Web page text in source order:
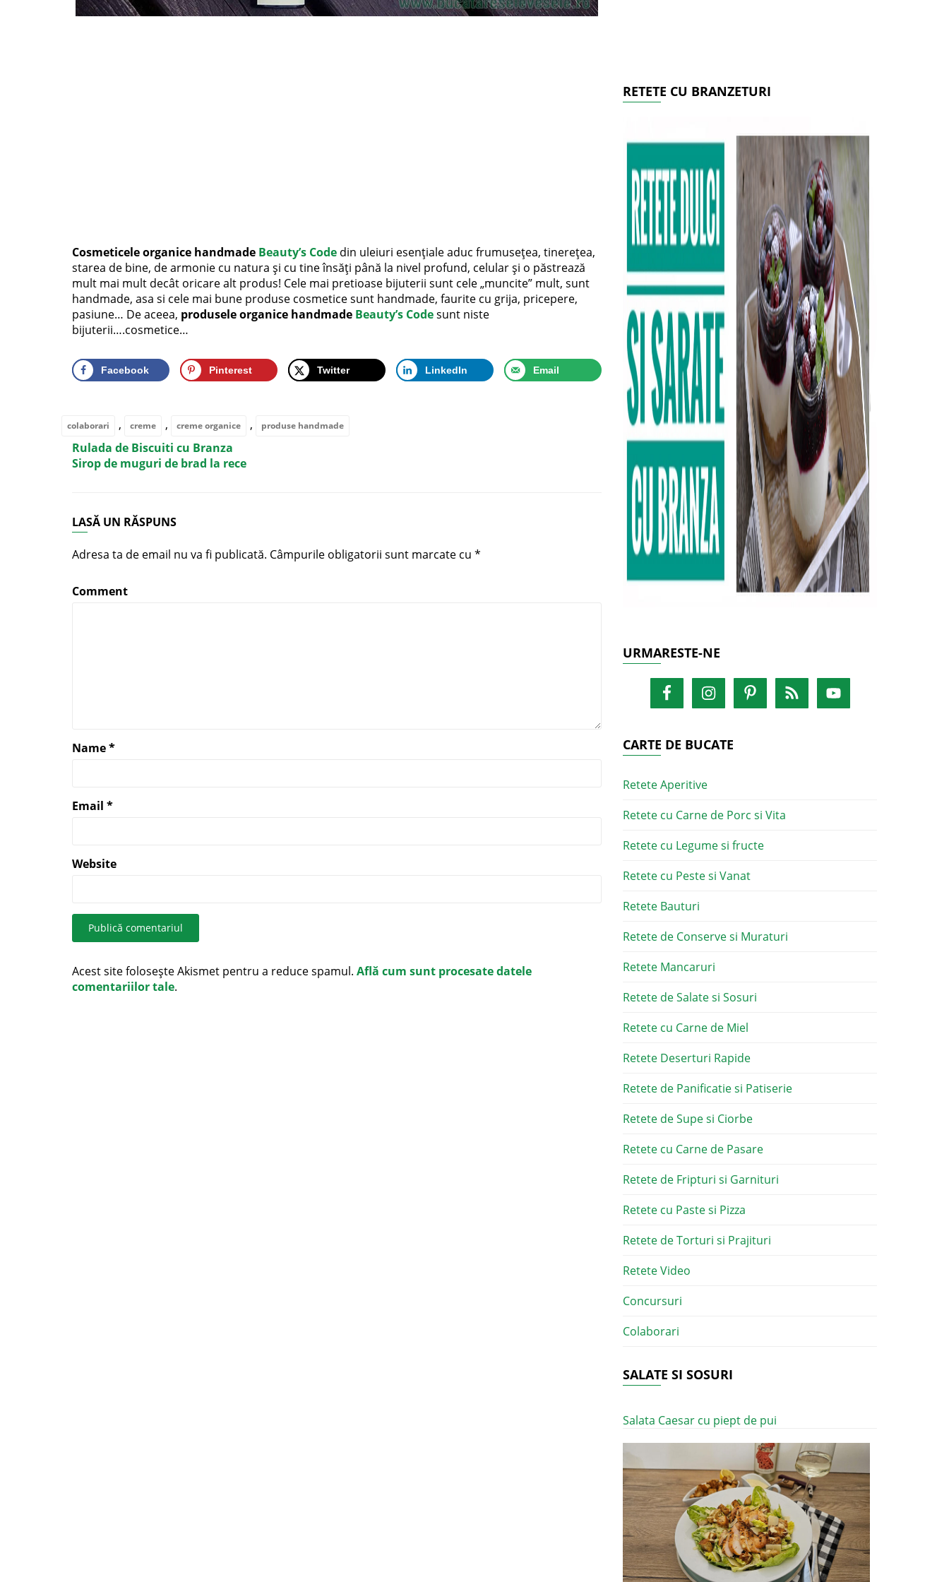
Cosmeticele organice handmade Beauty’s Code din uleiuri esențiale aduc frumusețea, tinerețea,
starea de bine, de armonie cu natura și cu tine însăți până la nivel profund, celular și o păstrează
mult mai mult decât oricare alt produs! Cele mai pretioase bijuterii sunt cele „muncite” mult, sunt
handmade, asa si cele mai bune produse cosmetice sunt handmade, faurite cu grija, pricepere,
pasiune… De aceea, produsele organice handmade Beauty’s Codesunt niste
bijuterii….cosmetice…
Facebook Pinterest Twitter LinkedIn Email
colaborari , creme , creme organice , produse handmade
Rulada de Biscuiti cu Branza
Sirop de muguri de brad la rece
LASĂ UN RĂSPUNS
Adresa ta de email nu va fi publicată. Câmpurile obligatorii sunt marcate cu *
Comment
Name*
Email *
Website
Acest site folosește Akismet pentru a reduce spamul. Află cum sunt procesate datele
comentariilor tale.
RETETE CU BRANZETURI
URMARESTE-NE
CARTE DE BUCATE
Retete Aperitive
Retete cu Carne de Porc si Vita
Retete cu Legume si fructe
Retete cu Peste si Vanat
Retete Bauturi
Retete de Conserve si Muraturi
Retete Mancaruri
Retete de Salate si Sosuri
Retete cu Carne de Miel
Retete Deserturi Rapide
Retete de Panificatie si Patiserie
Retete de Supe si Ciorbe
Retete cu Carne de Pasare
Retete de Fripturi si Garnituri
Retete cu Paste si Pizza
Retete de Torturi si Prajituri
Retete Video
Concursuri
Colaborari
SALATE SI SOSURI
Salata Caesar cu piept de pui